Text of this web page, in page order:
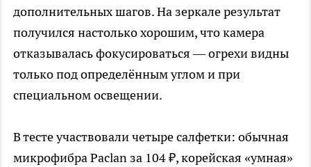
дополнительных шагов. На зеркале результат
получился настолько хорошим, что камера
отказывалась фокусироваться — огрехи видны
только под определённым углом и при
специальном освещении.
В тесте участвовали четыре салфетки: обычная
микрофибра Paclan за 104 ₽, корейская «умная»